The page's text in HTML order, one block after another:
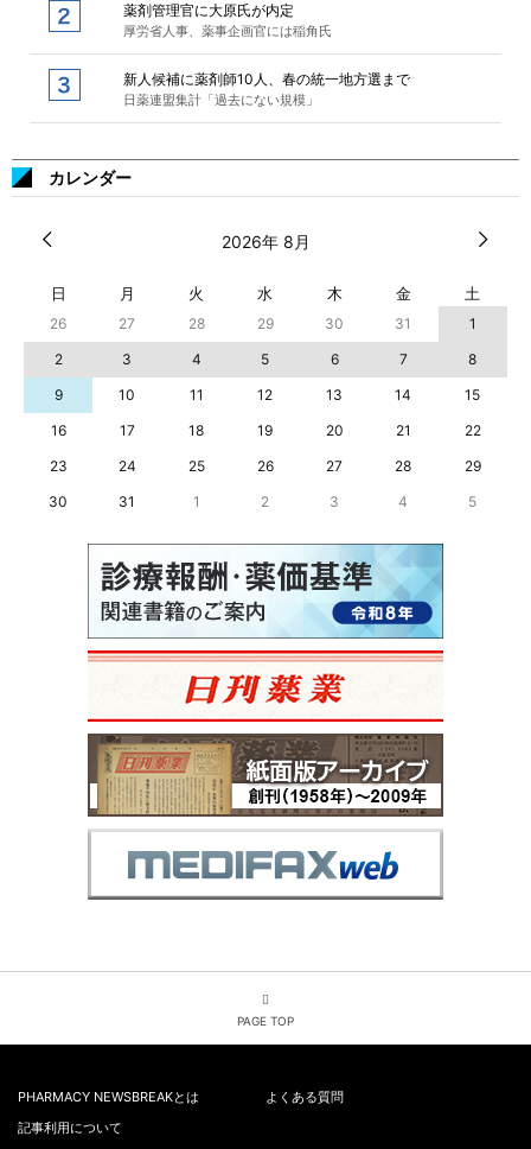
薬剤管理官に大原氏が内定
厚労省人事、薬事企画官には稲角氏
新人候補に薬剤師10人、春の統一地方選まで
日薬連盟集計「過去にない規模」
カレンダー
2026年 8月
日 月 火 水 木 金 土
26 27 28 29 30 31
1
2
3 4 5 6 7
8
9
10 11 12 13 14
15
16
17 18 19 20 21
22
23
24 25 26 27 28
29
30
31 1 2 3 4 5
PAGE TOP
PHARMACY NEWSBREAKとは
よくある質問
記事利用について